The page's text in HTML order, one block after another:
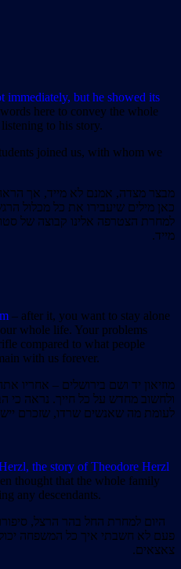
immediately, but he showed its
here to convey the whole
to his story.
joined us, with whom we
מבצר מצדה, אמנם לא מייד, אך
כאן מילים שיעבירו את כל מכלול
למחרת הצטרפה אלינו קבוצה של
מייד.
– after it, you want to stay alone
whole life. Your problems
compared to what people
with us forever.
מוזיאון יד ושם בירושלים – אחריו
ולחשוב מחדש על כל חייך. נראה כי
לעומת מה שאנשים שרדו, שזכרם
the story of Theodore Herzl
thought that the whole family
any descendants.
היום למחרת החל בהר הרצל,
פעם לא חשבתי איך כל המשפחה
צאצאים.